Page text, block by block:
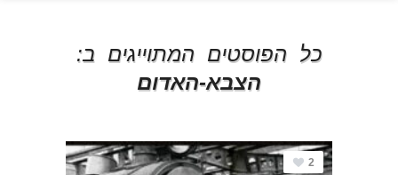
כל הפוסטים המתוייגים ב:
הצבא-האדום
2